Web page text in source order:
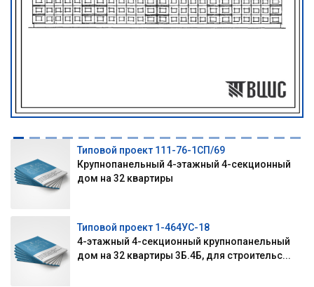
Типовой проект 111-76-1СП/69
Крупнопанельный 4-этажный 4-секционный
дом на 32 квартиры
Типовой проект 1-464УС-18
4-этажный 4-секционный крупнопанельный
дом на 32 квартиры 3Б.4Б, для строительс...